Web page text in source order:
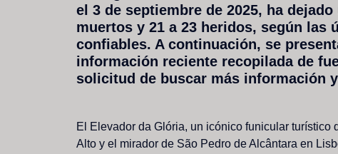
el 3 de septiembre de 2025, ha dejado
muertos y 21 a 23 heridos, según las
confiables. A continuación, se
información reciente recopilada de
solicitud de buscar más información y
El Elevador da Glória, un icónico funicular turístico
Alto y el mirador de São Pedro deAlcântara en